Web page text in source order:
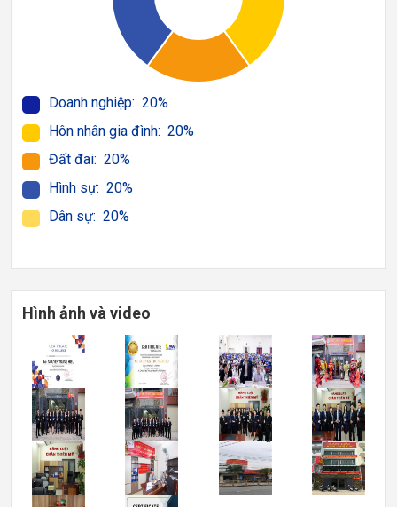
Doanh nghiệp: 20%
Hôn nhân gia đình: 20%
Đất đai: 20%
Hình sự: 20%
Dân sự: 20%
Hình ảnh và video